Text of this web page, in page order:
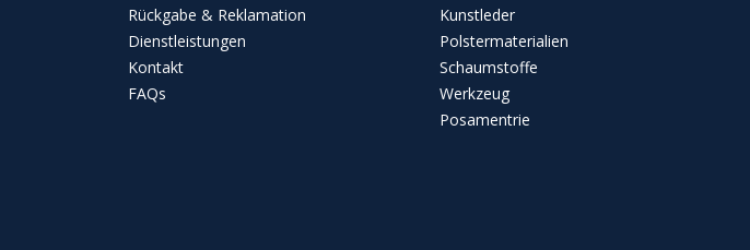
Rückgabe & Reklamation
Dienstleistungen
Kontakt
FAQs
Kunstleder
Polstermaterialien
Schaumstoffe
Werkzeug
Posamentrie